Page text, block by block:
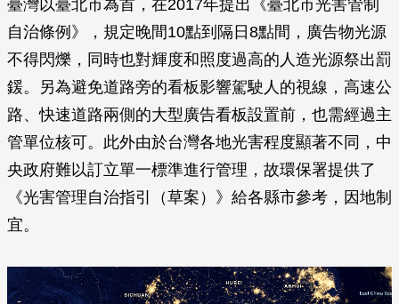
臺灣以臺北市為首，在2017年提出《臺北市光害管制
自治條例》，規定晚間10點到隔日8點間，廣告物光源
不得閃爍，同時也對輝度和照度過高的人造光源祭出罰
鍰。另為避免道路旁的看板影響駕駛人的視線，高速公
路、快速道路兩側的大型廣告看板設置前，也需經過主
管單位核可。此外由於台灣各地光害程度顯著不同，中
央政府難以訂立單一標準進行管理，故環保署提供了
《光害管理自治指引（草案）》給各縣市參考，因地制
宜。